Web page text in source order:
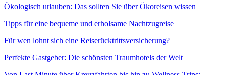
Ökologisch urlauben: Das sollten Sie über Ökoreisen wissen
Tipps für eine bequeme und erholsame Nachtzugreise
Für wen lohnt sich eine Reiserücktrittsversicherung?
Perfekte Gastgeber: Die schönsten Traumhotels der Welt